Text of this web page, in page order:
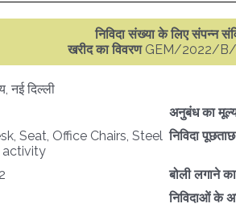
निविदा संख्या के लिए संपन्न
खरीद का विवरण GEM/2022/B/
नई दिल्ली
अनुबंध का
Seat, Office Chairs, Steel
activity
निविदा
बोली लगाने
निविदाओं के